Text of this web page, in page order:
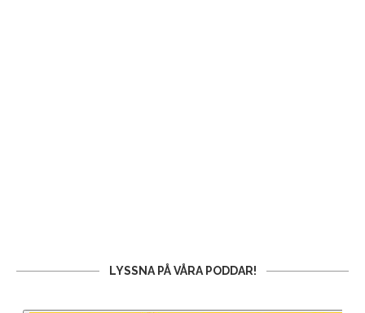
LYSSNA PÅ VÅRA PODDAR!